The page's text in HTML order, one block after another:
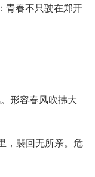
青春不只驶在郑开
形容春风吹拂大
，裴回无所亲。危